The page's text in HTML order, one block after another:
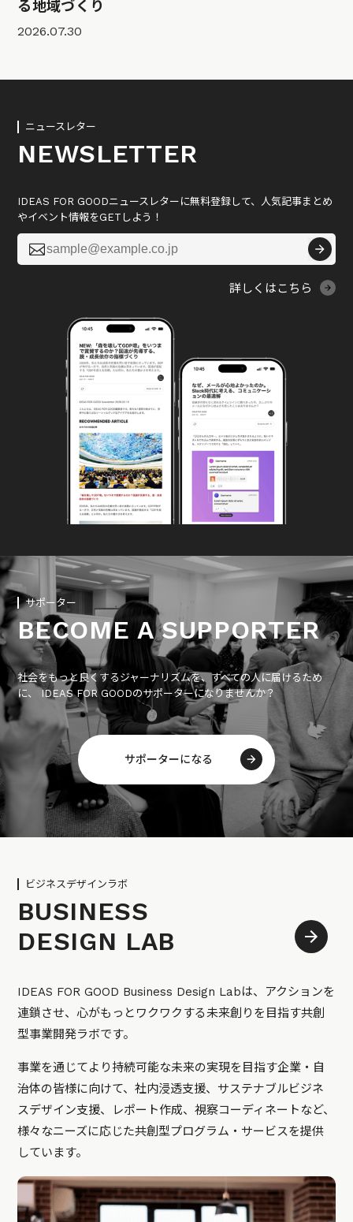
る地域づくり
2026.07.30
ニュースレター
NEWSLETTER
IDEAS FOR GOODニュースレターに無料登録して、人気記事まとめ
やイベント情報をGETしよう！

詳しくはこちら
サポーター
BECOME A SUPPORTER
社会をもっと良くするジャーナリズムを、すべての人に届けるため
に、 IDEAS FOR GOODのサポーターになりませんか？
サポーターになる
ビジネスデザインラボ
BUSINESS
DESIGN LAB
IDEAS FOR GOOD Business Design Labは、アクションを
連鎖させ、心がもっとワクワクする未来創りを目指す共創
型事業開発ラボです。
事業を通じてより持続可能な未来の実現を目指す企業・自
治体の皆様に向けて、社内浸透支援、サステナブルビジネ
スデザイン支援、レポート作成、視察コーディネートなど、
様々なニーズに応じた共創型プログラム・サービスを提供
しています。